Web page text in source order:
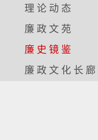
理论动态
廉政文苑
廉史镜鉴
廉政文化长廊